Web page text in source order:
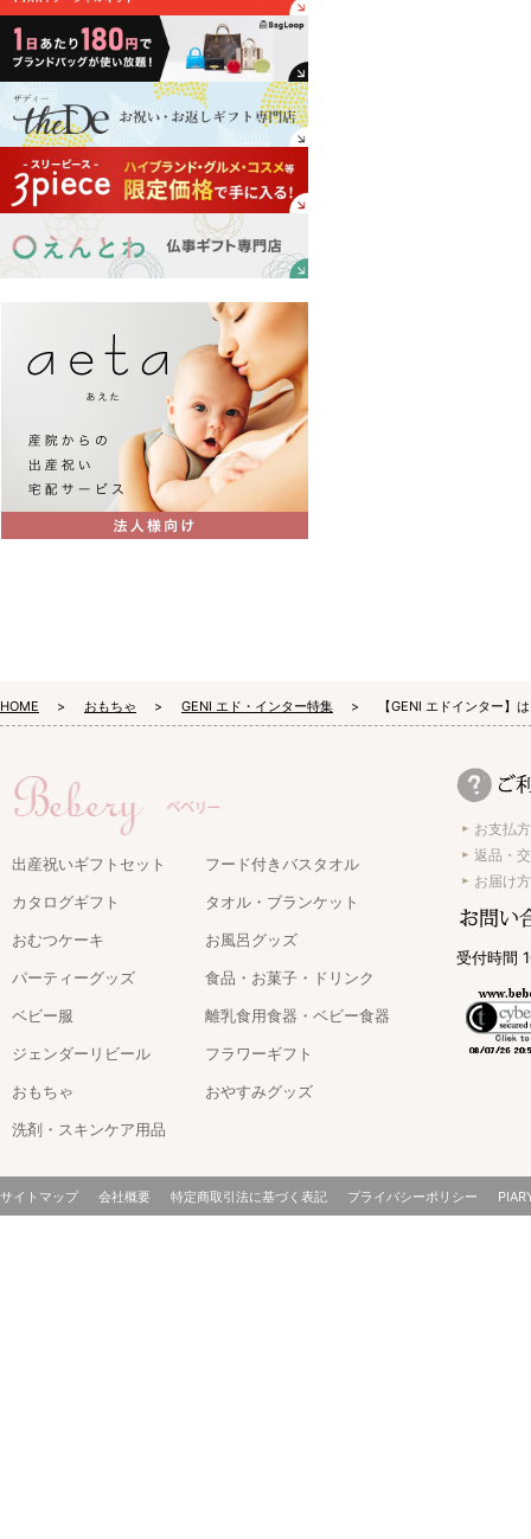
HOME おもちゃ GENI エド・インター特集 【GENI エドインター】
出産祝いギフトセット
フード付きバスタオル
カタログギフト
タオル・ブランケット
おむつケーキ
お風呂グッズ
パーティーグッズ
食品・お菓子・ドリンク
ベビー服
離乳食用食器・ベビー食器
ジェンダーリビール
フラワーギフト
おもちゃ
おやすみグッズ
洗剤・スキンケア用品
お支払
返品・
お届け
受付時間
サイトマップ 会社概要 特定商取引法に基づく表記 プライバシーポリシー